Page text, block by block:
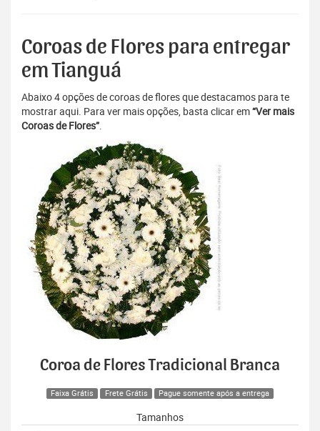
Coroas de Flores para entregar
em Tianguá
Abaixo 4 opções de coroas de flores que destacamos para te
mostrar aqui. Para ver mais opções, basta clicar em“Ver mais
Coroas de Flores”.
Coroa de Flores Tradicional Branca
Faixa Grátis Frete Grátis Pague somente após a entrega
Tamanhos